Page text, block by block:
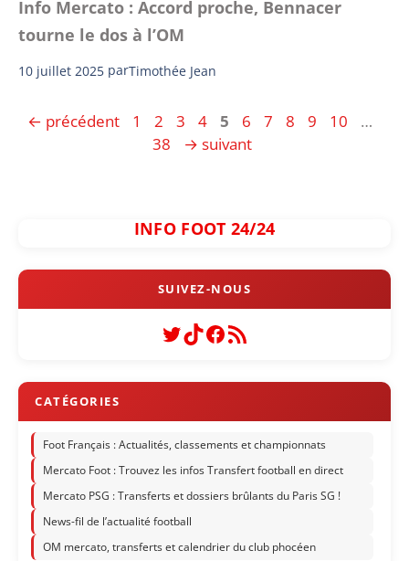
Info Mercato : Accord proche, Bennacer
tourne le dos à l’OM
10 juillet 2025 parTimothée Jean
← précédent Page
1 Page
2 Page
3 Page
4 Page
5 Page
6 Page
7 Page
8 Page
9 Page
10 …
38
→ suivant
INFO FOOT 24/24
Twitter
TikTok
Facebook
Flux RSS
Foot Français : Actualités, classements et championnats
Mercato Foot : Trouvez les infos Transfert football en direct
Mercato PSG : Transferts et dossiers brûlants du Paris SG !
News-fil de l’actualité football
OM mercato, transferts et calendrier du club phocéen